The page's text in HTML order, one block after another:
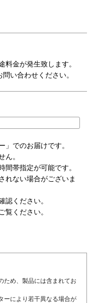
料金が発生致します。
い合わせください。
」でのお届けです。
ん。
帯指定が可能です。
れない場合がございま
認ください。
覧ください。
ため、製品には含まれてお
ーにより若干異なる場合が